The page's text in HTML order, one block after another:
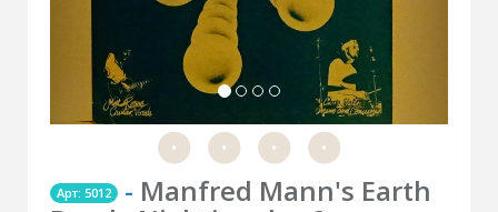
Арт: 5012 - Manfred Mann's Earth